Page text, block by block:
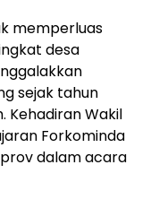
memperluas
desa
sejak tahun
Kehadiran Wakil
Forkominda
dalam acara